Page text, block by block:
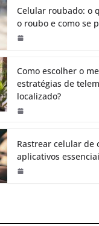
Celular roubado: o
o roubo e como se
Como escolher o
estratégias de
localizado?
Rastrear celular de
aplicativos